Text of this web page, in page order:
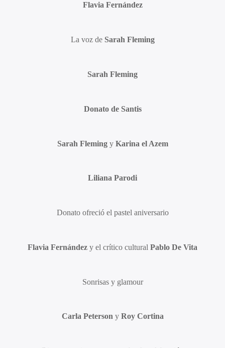
Flavia Fernández
La voz de Sarah Fleming
Sarah Fleming
Donato de Santis
Sarah Flemingy Karina el Azem
Liliana Parodi
Donato ofreció el pastel aniversario
Flavia Fernández y el crítico cultural Pablo De Vita
Sonrisas y glamour
Carla PetersonyRoy Cortina